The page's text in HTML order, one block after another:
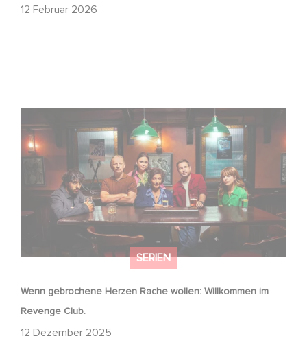
12 Februar 2026
SERIEN
Wenn gebrochene Herzen Rache wollen: Willkommen im
Revenge Club.
12 Dezember 2025
Wenn gebrochene Herzen Rache wollen: Willkommen im
Revenge Club.